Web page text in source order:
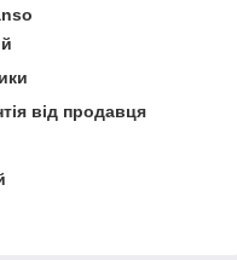
від продавця